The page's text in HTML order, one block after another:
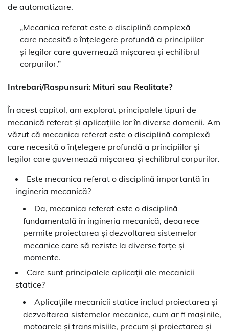
de automatizare.
„Mecanica referat este o disciplină complexă
care necesită o înțelegere profundă a principiilor
și legilor care guvernează mișcarea și echilibrul
corpurilor.”
Intrebari/Raspunsuri: Mituri sau Realitate?
În acest capitol, am explorat principalele tipuri de
mecanică referat și aplicațiile lor în diverse domenii. Am
văzut că mecanica referat este o disciplină complexă
care necesită o înțelegere profundă a principiilor și
legilor care guvernează mișcarea și echilibrul corpurilor.
Este mecanica referat o disciplină importantă în
ingineria mecanică?
Da, mecanica referat este o disciplină
fundamentală în ingineria mecanică, deoarece
permite proiectarea și dezvoltarea sistemelor
mecanice care să reziste la diverse forțe și
momente.
Care sunt principalele aplicații ale mecanicii
statice?
Aplicațiile mecanicii statice includ proiectarea și
dezvoltarea sistemelor mecanice, cum ar fi mașinile,
motoarele și transmisiile, precum și proiectarea și